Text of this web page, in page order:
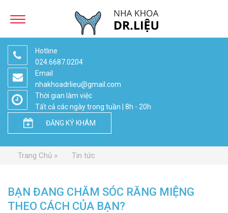
Hotline
024.6687.0204
Email
nhakhoadrlieu@gmail.com
Thời gian làm việc
Tất cả các ngày trong tuần | 8h - 20h
ĐĂNG KÝ KHÁM
Trang Chủ Tin tức
BẠN ĐANG CHĂM SÓC RĂNG MIỆNG
THEO CÁCH CỦA BẠN?